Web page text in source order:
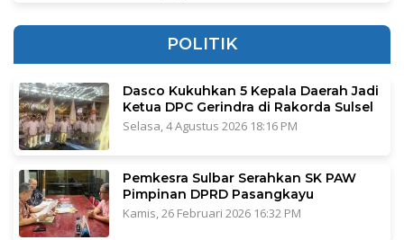
POLITIK
Dasco Kukuhkan 5 Kepala Daerah Jadi
Ketua DPC Gerindra di Rakorda Sulsel
Selasa, 4 Agustus 2026 18:16 PM
Pemkesra Sulbar Serahkan SK PAW
Pimpinan DPRD Pasangkayu
Kamis, 26 Februari 2026 16:32 PM